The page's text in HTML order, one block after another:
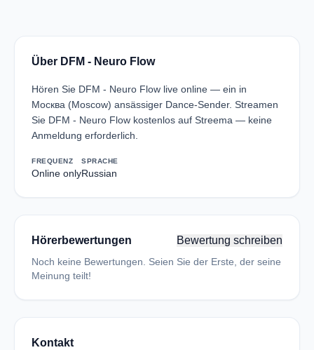
Über DFM - Neuro Flow
Hören Sie DFM - Neuro Flow live online — ein in
Москва (Moscow) ansässiger Dance-Sender. Streamen
Sie DFM - Neuro Flow kostenlos auf Streema — keine
Anmeldung erforderlich.
FREQUENZ
Online only
SPRACHE
Russian
Hörerbewertungen Bewertung schreiben
Noch keine Bewertungen. Seien Sie der Erste, der seine
Meinung teilt!
Kontakt